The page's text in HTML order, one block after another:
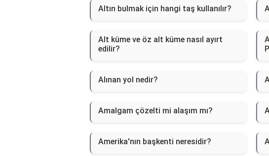
Altın bulmak için hangi taş kullanılır?
Alt küme ve öz alt küme nasıl ayırt
edilir?
Alınan yol nedir?
Amalgam çözelti mi alaşım mı?
Amerika'nın başkenti neresidir?